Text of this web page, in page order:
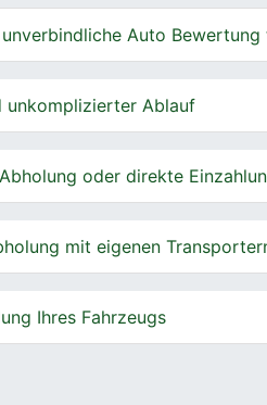
Auto
unkomplizierter Ablauf
oder direkte
mit eigenen
Ihres Fahrzeugs